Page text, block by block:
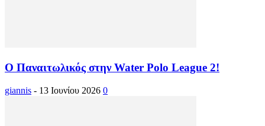
Ο Παναιτωλικός στην Water Polo League 2!
giannis - 13 Ιουνίου 2026 0